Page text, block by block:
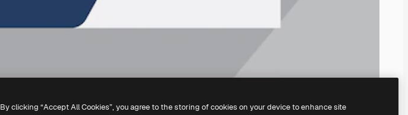
By clicking “Accept All Cookies”, you agree to the storing of cookies on your device to enhance site